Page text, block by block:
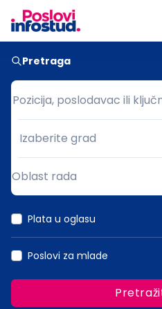
Pretraga
Pozicija, poslodavac ili
Pozicija, poslodavac ili
Grad
Izaberite grad
Oblast rada
Plata u oglasu
Poslovi za mlade